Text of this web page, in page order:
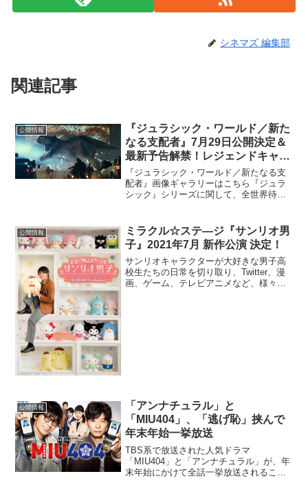
シネマズ 編集部
関連記事
公開情報
『ジュラシック・ワールド／新た
なる支配者』7月29日公開決定＆
最新予告解禁！レジェンドキャラ
クターたちがカムバック
『ジュラシック・ワールド／新たなる支
配者』画像ギャラリーはこちら『ジュラ
シック』シリーズに関して、全世界待望
（原題）』（JURASSIC
WORLD:DOMINION／2...
公開情報
ミラクル☆ステ―ジ『サンリオ男
子』2021年7月 新作公演 決定！
サンリオキャラクターが大好きな男子高
校生たちの日常を切り取り、Twitter、漫
画、ゲーム、テレビアニメなど、様々な
公開情報
「アンナチュラル」と
「MIU404」、「逃げ恥」挟んで
年末年始一挙放送
TBS系で放送された人気ドラマ
「MIU404」と「アンナチュラル」が、年
末年始にかけて全話一挙放送されること